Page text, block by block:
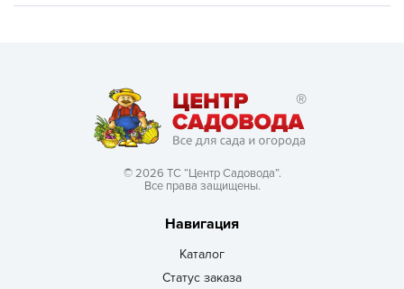
© 2026 ТС “Центр Садовода”.
Все права защищены.
Навигация
Каталог
Статус заказа